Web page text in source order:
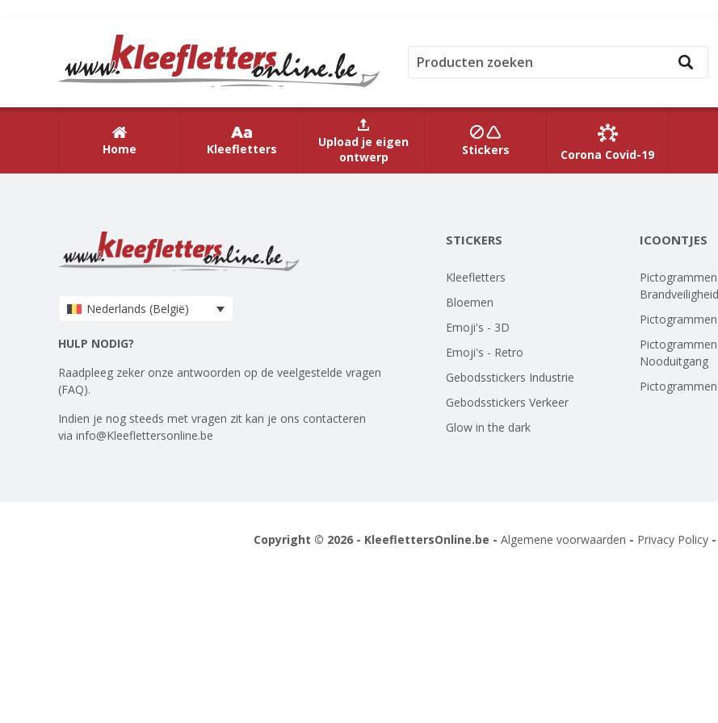
Home Kleefletters
Upload je eigen
ontwerp
Stickers Corona Covid-19
Nederlands (België)
HULP NODIG?
Raadpleeg zeker onze antwoorden op de veelgestelde vragen
(FAQ).
Indien je nog steeds met vragen zit kan je ons contacteren
via info@Kleeflettersonline.be
STICKERS
Kleefletters
Bloemen
Emoji's - 3D
Emoji's - Retro
Gebodsstickers Industrie
Gebodsstickers Verkeer
Glow in the dark
ICOONTJES
Brandveiligheid
Nooduitgang
Copyright © 2026 - KleeflettersOnline.be - Algemene voorwaarden - Privacy Policy -